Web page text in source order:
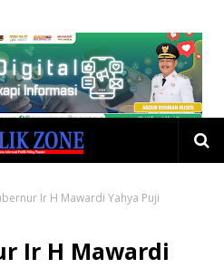
Ir H Mawardi Yahya Puji
Ir H Mawardi